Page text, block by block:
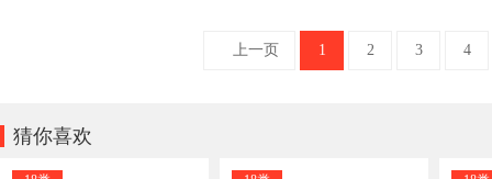
上一页 1 2 3 4
猜你喜欢